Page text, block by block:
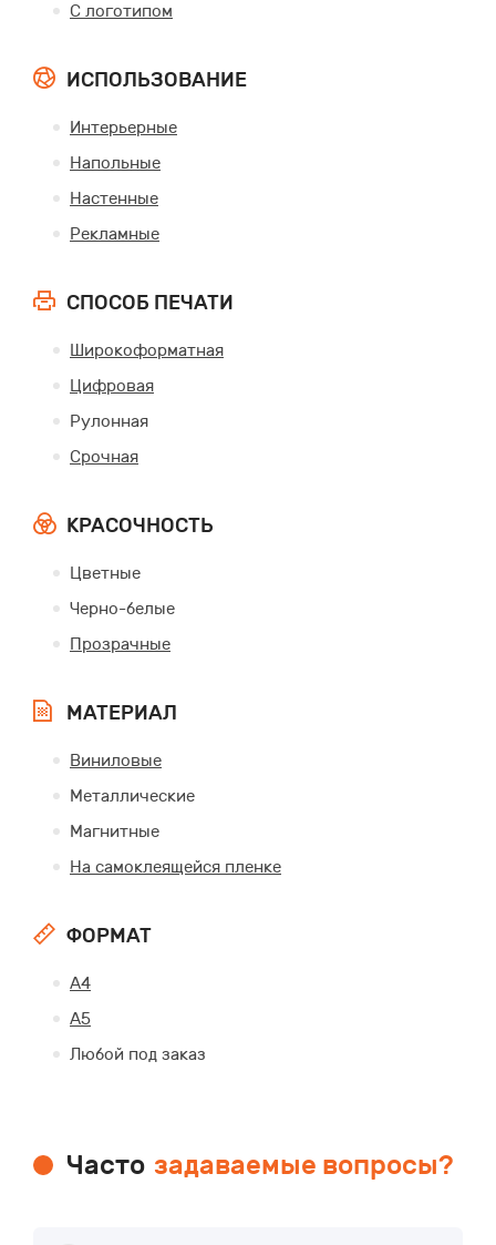
С логотипом
ИСПОЛЬЗОВАНИЕ
Интерьерные
Напольные
Настенные
Рекламные
СПОСОБ ПЕЧАТИ
Широкоформатная
Цифровая
Рулонная
Срочная
КРАСОЧНОСТЬ
Цветные
Черно-белые
Прозрачные
МАТЕРИАЛ
Виниловые
Металлические
Магнитные
На самоклеящейся пленке
ФОРМАТ
А4
А5
Любой под заказ
Часто задаваемые вопросы?